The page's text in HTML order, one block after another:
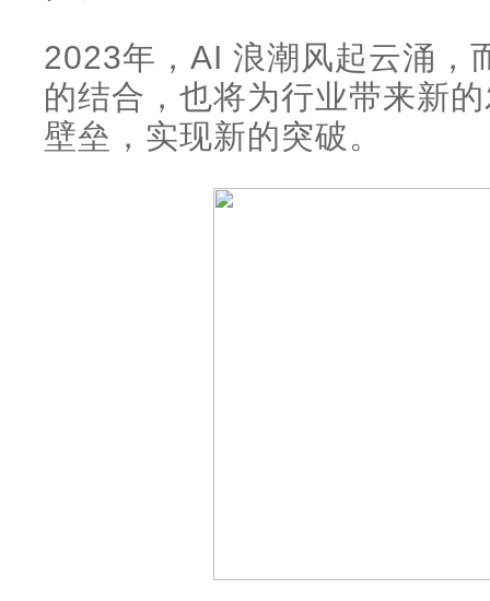
2023年，AI 浪潮风起云涌，
的结合，也将为行业带来新
壁垒，实现新的突破。